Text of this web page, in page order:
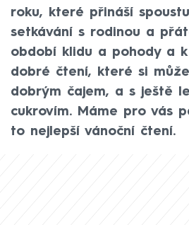
roku, které přináší
setkávání s rodinou a
období klidu a pohody a
dobré čtení, které si
dobrým čajem, a s ještě
cukrovím. Máme pro vás
to nejlepší vánoční čtení.